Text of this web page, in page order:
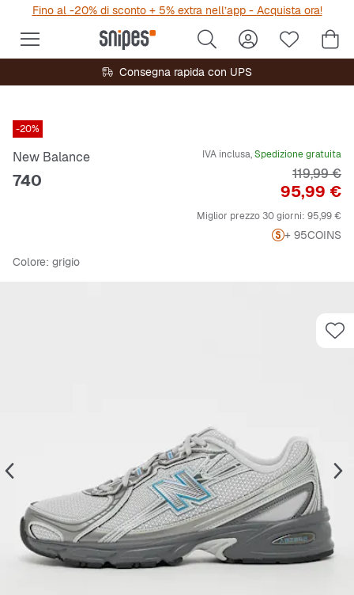
Fino al -20% di sconto + 5% extra nell’app - Acquista ora!
Consegna rapida con UPS
-20%
New Balance
740
IVA inclusa,Spedizione gratuita
Prezzo
95,99 €
Prezzo
119,99 €
Miglior prezzo 30 giorni: 95,99 €
+ 95COINS
Colore: grigio